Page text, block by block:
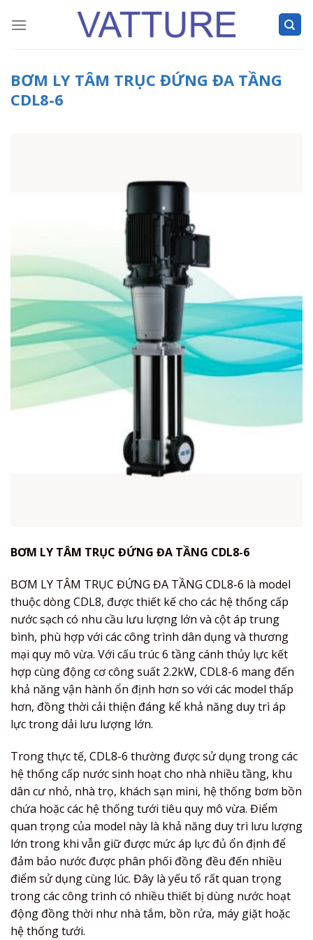
BƠM LY TÂM TRỤC ĐỨNG ĐA TẦNG
CDL8-6
BƠM LY TÂM TRỤC ĐỨNG ĐA TẦNG CDL8-6
BƠM LY TÂM TRỤC ĐỨNG ĐA TẦNG CDL8-6 là model
thuộc dòng CDL8, được thiết kế cho các hệ thống cấp
nước sạch có nhu cầu lưu lượng lớn và cột áp trung
bình, phù hợp với các công trình dân dụng và thương
mại quy mô vừa. Với cấu trúc 6 tầng cánh thủy lực kết
hợp cùng động cơ công suất 2.2kW, CDL8-6 mang đến
khả năng vận hành ổn định hơn so với các model thấp
hơn, đồng thời cải thiện đáng kể khả năng duy trì áp
lực trong dải lưu lượng lớn.
Trong thực tế, CDL8-6 thường được sử dụng trong các
hệ thống cấp nước sinh hoạt cho nhà nhiều tầng, khu
dân cư nhỏ, nhà trọ, khách sạn mini, hệ thống bơm bồn
chứa hoặc các hệ thống tưới tiêu quy mô vừa. Điểm
quan trọng của model này là khả năng duy trì lưu lượng
lớn trong khi vẫn giữ được mức áp lực đủ ổn định để
đảm bảo nước được phân phối đồng đều đến nhiều
điểm sử dụng cùng lúc. Đây là yếu tố rất quan trọng
trong các công trình có nhiều thiết bị dùng nước hoạt
động đồng thời như nhà tắm, bồn rửa, máy giặt hoặc
hệ thống tưới.